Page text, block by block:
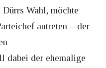
Wahl, möchte
antreten – der
dabei der ehemalige